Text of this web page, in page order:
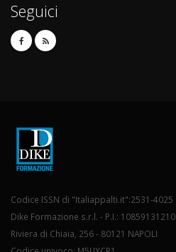
Seguici
Codice ISSN di "Italiappalti.it":2531-4025
Dike Formazione s.r.l. - P.I.: 10859131210
Riviera di Chiaia, 256 - 80121 NAPOLI